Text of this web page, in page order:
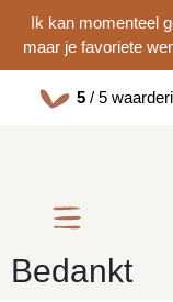
Ik kan momenteel
maar je favoriete
5 / 5
Bedankt